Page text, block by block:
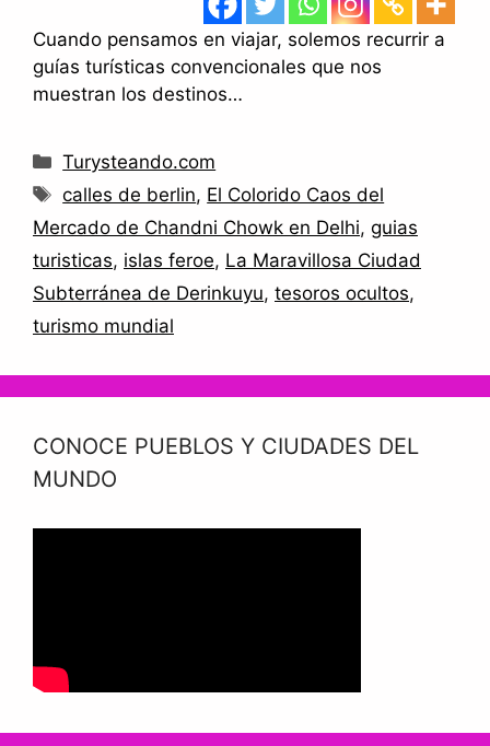
Cuando pensamos en viajar, solemos recurrir a
guías turísticas convencionales que nos
muestran los destinos…
Categorías
Turysteando.com
Etiquetas
calles de berlin, El Colorido Caos del
Mercado de Chandni Chowk en Delhi, guias
turisticas, islas feroe, La Maravillosa Ciudad
Subterránea de Derinkuyu, tesoros ocultos,
turismo mundial
CONOCE PUEBLOS Y CIUDADES DEL
MUNDO